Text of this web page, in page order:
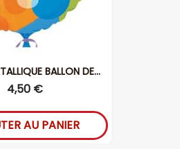
BALLON DE...
4,50 €
AU PANIER